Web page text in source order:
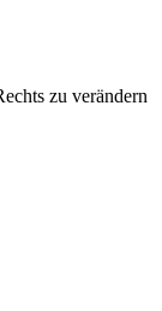
zu verändern